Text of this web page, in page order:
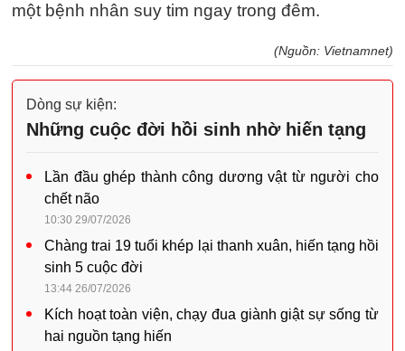
một bệnh nhân suy tim ngay trong đêm.
(Nguồn: Vietnamnet)
Dòng sự kiện:
Những cuộc đời hồi sinh nhờ hiến tạng
Lần đầu ghép thành công dương vật từ người cho
chết não
10:30 29/07/2026
Chàng trai 19 tuổi khép lại thanh xuân, hiến tạng hồi
sinh 5 cuộc đời
13:44 26/07/2026
Kích hoạt toàn viện, chạy đua giành giật sự sống từ
hai nguồn tạng hiến